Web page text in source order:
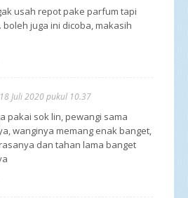
usah repot pake parfum tapi
boleh juga ini dicoba, makasih
18 Juli 2020 pukul 10.37
pakai sok lin, pewangi sama
wanginya memang enak banget,
dan tahan lama banget